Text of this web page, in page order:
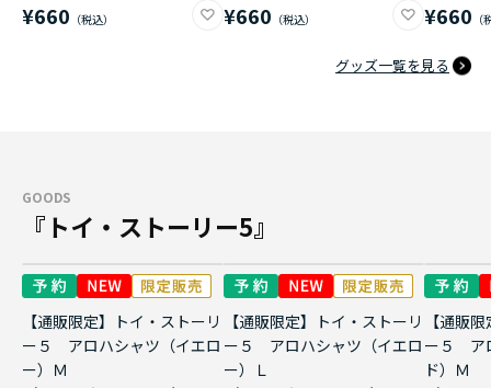
¥660 ¥660 ¥660
グッズ一覧を見る
GOODS
『トイ・ストーリー5』
【通販限定】トイ・ストーリ
ー５ アロハシャツ（イエロ
ー）Ｍ
【通販限定】トイ・ストーリ
ー５ アロハシャツ（イエロ
ー）Ｌ
【通販
ー５ ア
ド）Ｍ